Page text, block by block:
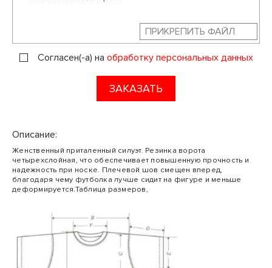
ПРИКРЕПИТЬ ФАЙЛ
Согласен(-а) на обработку персональных данных
ЗАКАЗАТЬ
Описание:
Женственный приталенный силуэт. Резинка ворота
четырехслойная, что обеспечивает повышенную прочность и
надежность при носке. Плечевой шов смещен вперед,
благодаря чему футболка лучше сидит на фигуре и меньше
деформируется.Таблица размеров,